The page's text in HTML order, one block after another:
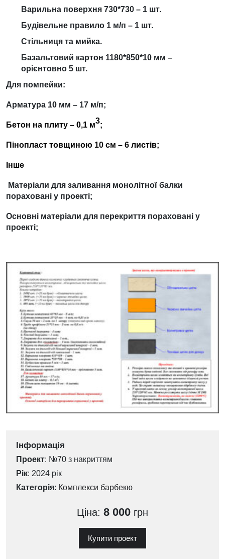
Варильна поверхня 730*730 – 1 шт.
Будівельне правило 1 м/п – 1 шт.
Стільниця та мийка.
Базальтовий картон 1180*850*10 мм –
орієнтовно 5 шт.
Для помпейки:
Арматура 10 мм – 17 м/п;
Бетон на плиту – 0,1 м3;
Пінопласт товщиною 10 см – 6 листів;
Інше
Матеріали для заливання монолітної балки
пораховані у проекті;
Основні матеріали для перекриття пораховані у
проекті;
Інформація
Проект: №70 з накриттям
Рік: 2024 рік
Категорія: Комплекси барбекю
Ціна: 8 000 грн
Купити проект